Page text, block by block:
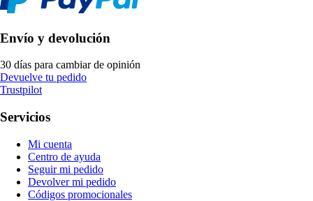
Envío y devolución
30 días para cambiar de opinión
Devuelve tu pedido
Trustpilot
Servicios
Mi cuenta
Centro de ayuda
Seguir mi pedido
Devolver mi pedido
Códigos promocionales